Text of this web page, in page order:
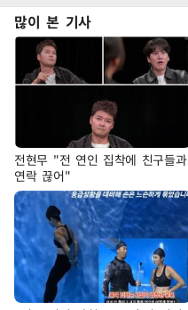
많이 본 기사
전현무 "전 연인 집착에 친구들과
연락 끊어"